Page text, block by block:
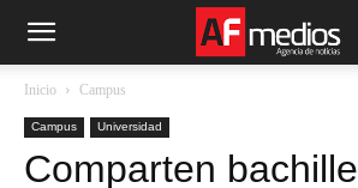
Inicio Campus
Campus Universidad
Comparten